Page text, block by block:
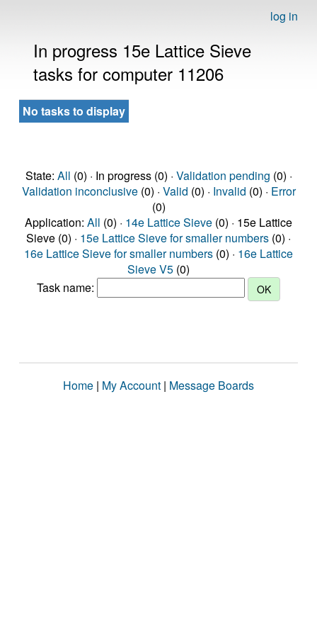
log in
In progress 15e Lattice Sieve
tasks for computer 11206
No tasks to display
State: All (0) · In progress (0) · Validation pending (0) ·
Validation inconclusive(0) · Valid (0) · Invalid (0) · Error
(0)
Application: All (0) · 14e Lattice Sieve (0) · 15e Lattice
Sieve (0) · 15e Lattice Sieve for smaller numbers (0) ·
16e Lattice Sieve for smaller numbers (0) · 16e Lattice
Sieve V5 (0)
Task name:
Home | My Account | Message Boards